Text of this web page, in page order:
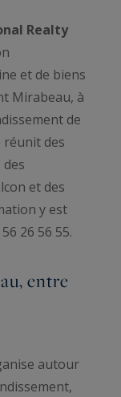
Realty
et de biens
Mirabeau, à
de
réunit des
et des
y est
26 56 55.
entre
autour